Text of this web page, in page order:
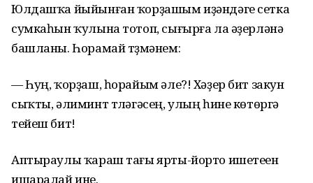
Юлдашҡа йыйынған ҡорҙашым иҙәндәге сетка
сумкаһын ҡулына тотоп, сығырға ла әҙерләнә
башланы. Һорамай түҙмәнем:
— Һуң, ҡорҙаш, һорайым әле?! Хәҙер бит закун
сыҡты, әлиминт түләгәсең, улың һине көтөргә
тейеш бит!
Аптыраулы ҡараш тағы ярты-йорто ишетеүен
ишаралай ине.